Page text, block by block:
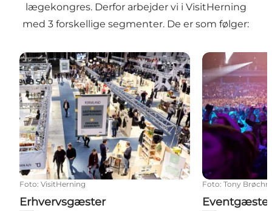
lægekongres. Derfor arbejder vi i VisitHerning
med 3 forskellige segmenter. De er som følger:
Erhvervsgæster
Foto: VisitHerning
Erhvervsgæster
Eventgæster
Foto: Tony